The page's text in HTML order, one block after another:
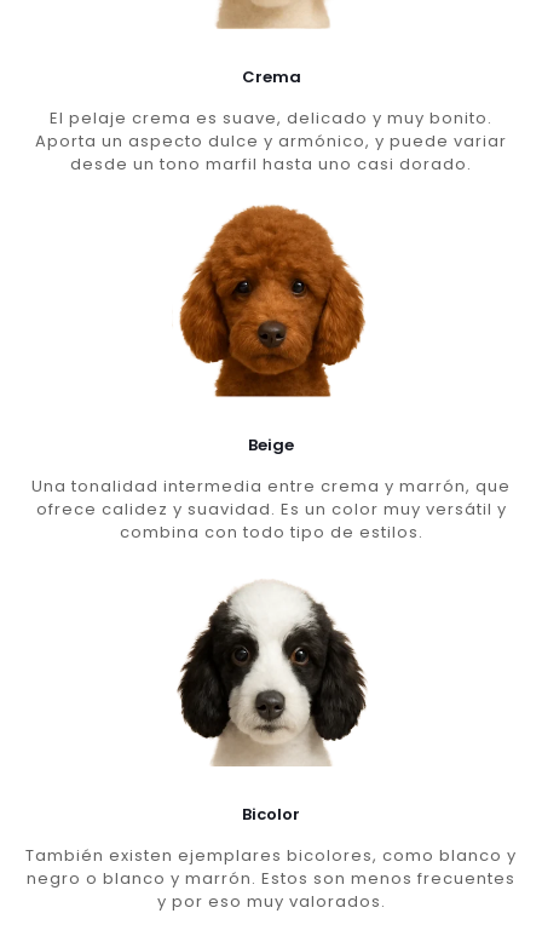
Crema
El pelaje crema es suave, delicado y muy bonito.
Aporta un aspecto dulce y armónico, y puede variar
desde un tono marfil hasta uno casi dorado.
Beige
Una tonalidad intermedia entre crema y marrón, que
ofrece calidez y suavidad. Es un color muy versátil y
combina con todo tipo de estilos.
Bicolor
También existen ejemplares bicolores, como blanco y
negro o blanco y marrón. Estos son menos frecuentes
y por eso muy valorados.